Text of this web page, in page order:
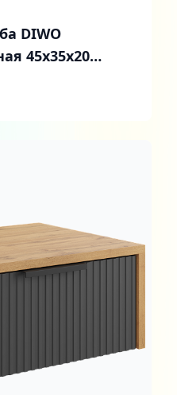
DIWO
45x35x20
золото